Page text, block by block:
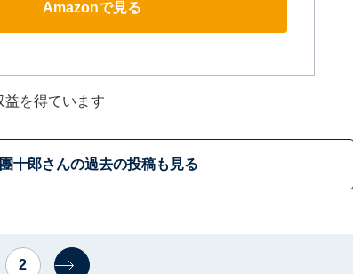
Amazonで見る
を得ています
十郎さんの過去の投稿も見る
2